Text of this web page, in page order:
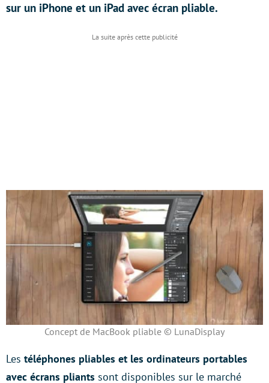
sur un iPhone et un iPad avec écran pliable.
Concept de MacBook pliable © LunaDisplay
Les téléphones pliables et les ordinateurs portables
avec écrans pliants sont disponibles sur le marché